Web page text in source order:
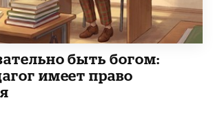
быть богом:
имеет право